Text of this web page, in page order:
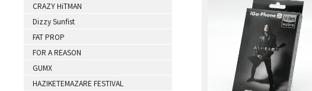
CRAZY HiTMAN
Dizzy Sunfist
FAT PROP
FOR A REASON
GUMX
HAZIKETEMAZARE FESTIVAL